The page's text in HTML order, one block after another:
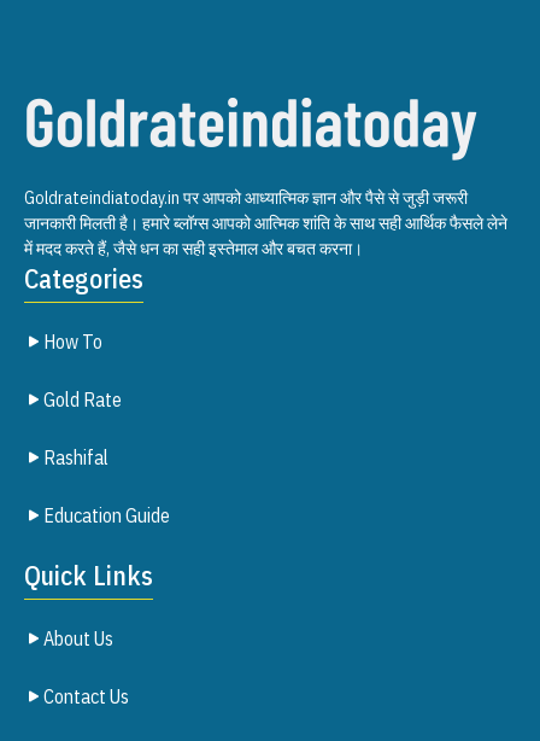
Goldrateindiatoday.in पर आपको आध्यात्मिक ज्ञान और पैसे से जुड़ी जरूरी
जानकारी मिलती है। हमारे ब्लॉग्स आपको आत्मिक शांति के साथ सही आर्थिक फैसले लेने
में मदद करते हैं, जैसे धन का सही इस्तेमाल और बचत करना।
Categories
How To
Gold Rate
Rashifal
Education Guide
Quick Links
About Us
Contact Us